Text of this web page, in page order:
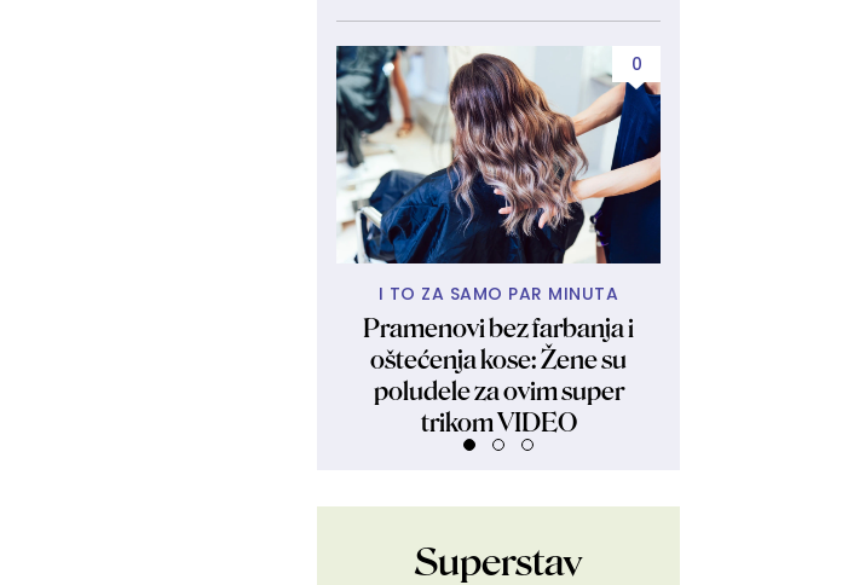
0
I TO ZA SAMO PAR MINUTA
Pramenovi bez farbanja i
oštećenja kose: Žene su
poludele za ovim super
trikom VIDEO
Superstav